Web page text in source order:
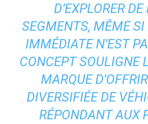
D’EXPLORER
SEGMENTS, MÊME
IMMÉDIATE N’EST
CONCEPT SOULIGNE
MARQUE
DIVERSIFIÉE DE
RÉPONDANT AUX